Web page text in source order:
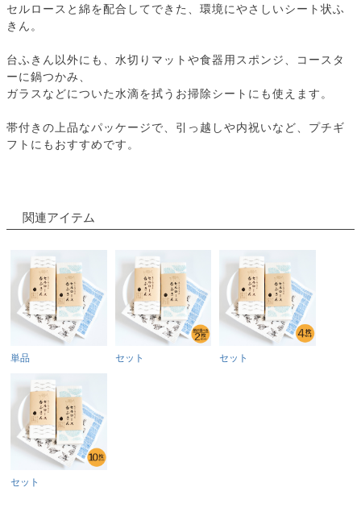
セルロースと綿を配合してできた、環境にやさしいシート状ふ
きん。
台ふきん以外にも、水切りマットや食器用スポンジ、コースタ
ーに鍋つかみ、
ガラスなどについた水滴を拭うお掃除シートにも使えます。
帯付きの上品なパッケージで、引っ越しや内祝いなど、プチギ
フトにもおすすめです。
関連アイテム
単品 セット セット
セット